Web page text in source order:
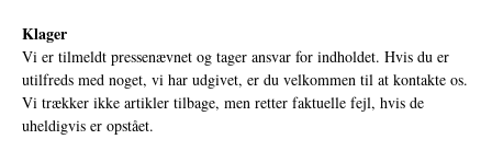
Klager
Vi er tilmeldt pressenævnet og tager ansvar for indholdet. Hvis du er
utilfreds med noget, vi har udgivet, er du velkommen til at kontakte os.
Vi trækker ikke artikler tilbage, men retter faktuelle fejl, hvis de
uheldigvis er opstået.